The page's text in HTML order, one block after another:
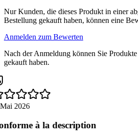
Nur Kunden, die dieses Produkt in einer
Bestellung gekauft haben, können eine
Anmelden zum Bewerten
Nach der Anmeldung können Sie
gekauft haben.
2026
à la description